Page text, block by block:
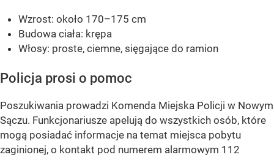
Wzrost: około 170–175 cm
Budowa ciała: krępa
Włosy: proste, ciemne, sięgające do ramion
Policja prosi o pomoc
Poszukiwania prowadzi Komenda Miejska Policji w Nowym
Sączu. Funkcjonariusze apelują do wszystkich osób, które
mogą posiadać informacje na temat miejsca pobytu
zaginionej, o kontakt pod numerem alarmowym 112